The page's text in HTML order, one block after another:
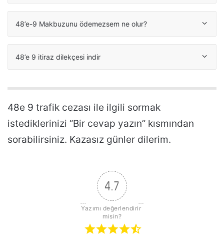
48’e-9 Makbuzunu ödemezsem ne olur?
48’e 9 itiraz dilekçesi indir
48e 9 trafik cezası ile ilgili sormak
istediklerinizi “Bir cevap yazın” kısmından
sorabilirsiniz. Kazasız günler dilerim.
4.7
Yazımı değerlendirir
misin?